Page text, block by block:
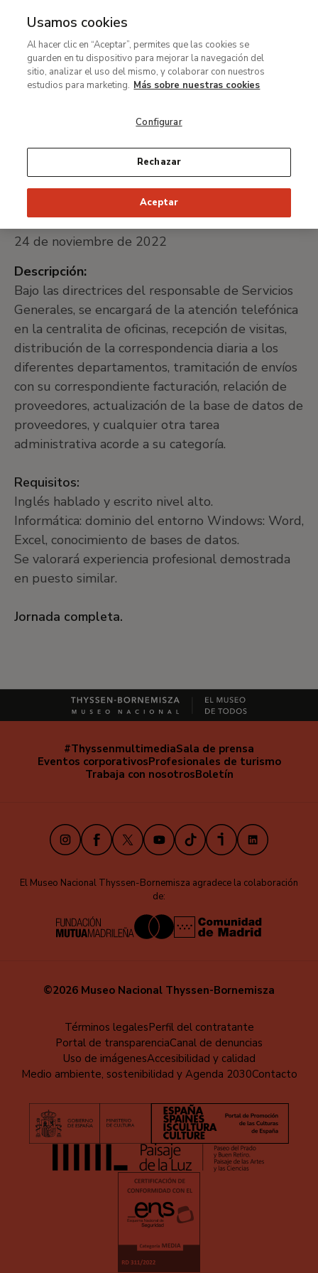
MENÚ
contenido
principal
Ruta
de
Trabaja con nosotros
Auxiliar administrativo
centralita / recepción
Auxiliar administrativo centralita / recepción
Plazo de recepción de candidaturas hasta el:
24 de noviembre de 2022
Descripción:
Bajo las directrices del responsable de Servicios
Generales, se encargará de la atención telefónica
en la centralita de oficinas, recepción de visitas,
distribución de la correspondencia diaria a los
diferentes departamentos, tramitación de envíos
con su correspondiente facturación, relación de
proveedores, actualización de la base de datos de
proveedores, y cualquier otra tarea
administrativa acorde a su categoría.
Requisitos:
Inglés hablado y escrito nivel alto.
Informática: dominio del entorno Windows: Word,
Excel, conocimiento de bases de datos.
Se valorará experiencia profesional demostrada
en puesto similar.
Jornada completa.
Navegación
secundaria
#ThyssenmultimediaSala de prensa
Eventos corporativosProfesionales de turismo
Trabaja con nosotrosBoletín
InstagramFacebook
X YoutubeTikTokiVooxLinkedIn
El Museo Nacional Thyssen-Bornemisza agradece la colaboración
de:
©2026 Museo Nacional Thyssen-Bornemisza
pie
Términos legalesPerfil del contratante
Portal de transparenciaCanal de denuncias
Uso de imágenesAccesibilidad y calidad
Medio ambiente, sostenibilidad y Agenda 2030Contacto
Usamos cookies
Al hacer clic en “Aceptar”, permites que las cookies se
guarden en tu dispositivo para mejorar la navegación del
sitio, analizar el uso del mismo, y colaborar con nuestros
estudios para marketing. Más sobre nuestras cookies
Configurar
Rechazar
Aceptar